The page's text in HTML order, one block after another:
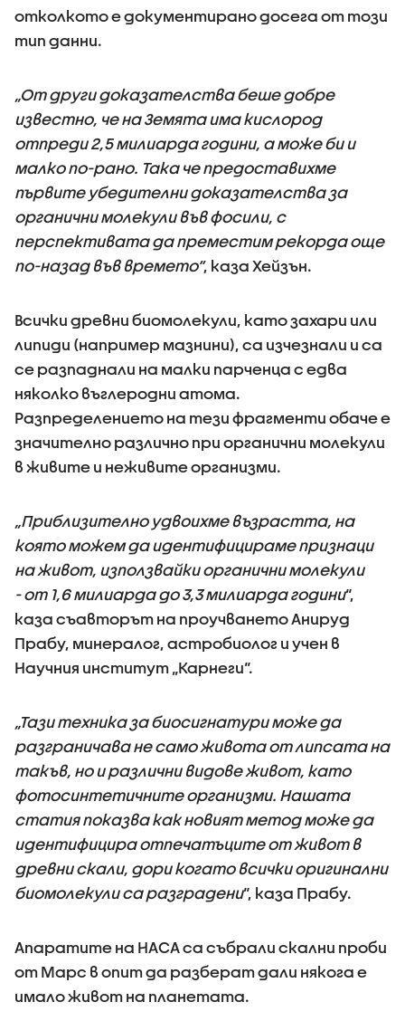
отколкото е документирано досега от този
тип данни.
„От други доказателства беше добре
известно, че на Земята има кислород
отпреди 2,5 милиарда години, а може би и
малко по-рано. Така че предоставихме
първите убедителни доказателства за
органични молекули във фосили, с
перспективата да преместим рекорда още
по-назад във времето“, каза Хейзън.
Всички древни биомолекули, като захари или
липиди (например мазнини), са изчезнали и са
се разпаднали на малки парченца с едва
няколко въглеродни атома.
Разпределението на тези фрагменти обаче е
значително различно при органични молекули
в живите и неживите организми.
„Приблизително удвоихме възрастта, на
която можем да идентифицираме признаци
на живот, използвайки органични молекули
- от 1,6 милиарда до 3,3 милиарда години“,
каза съавторът на проучването Анируд
Прабу, минералог, астробиолог и учен в
Научния институт „Карнеги“.
„Тази техника за биосигнатури може да
разграничава не само живота от липсата на
такъв, но и различни видове живот, като
фотосинтетичните организми. Нашата
статия показва как новият метод може да
идентифицира отпечатъците от живот в
древни скали, дори когато всички оригинални
биомолекули са разградени“, каза Прабу.
Апаратите на НАСА са събрали скални проби
от Марс в опит да разберат дали някога е
имало живот на планетата.